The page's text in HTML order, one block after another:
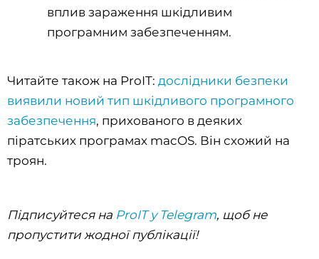
вплив зараження шкідливим
програмним забезпеченням.
Читайте також на ProIT: дослідники безпеки
виявили новий тип шкідливого програмного
забезпечення, прихованого в деяких
піратських програмах macOS. Він схожий на
троян.
Підписуйтеся на ProIT у Telegram, щоб не
пропустити жодної публікації!